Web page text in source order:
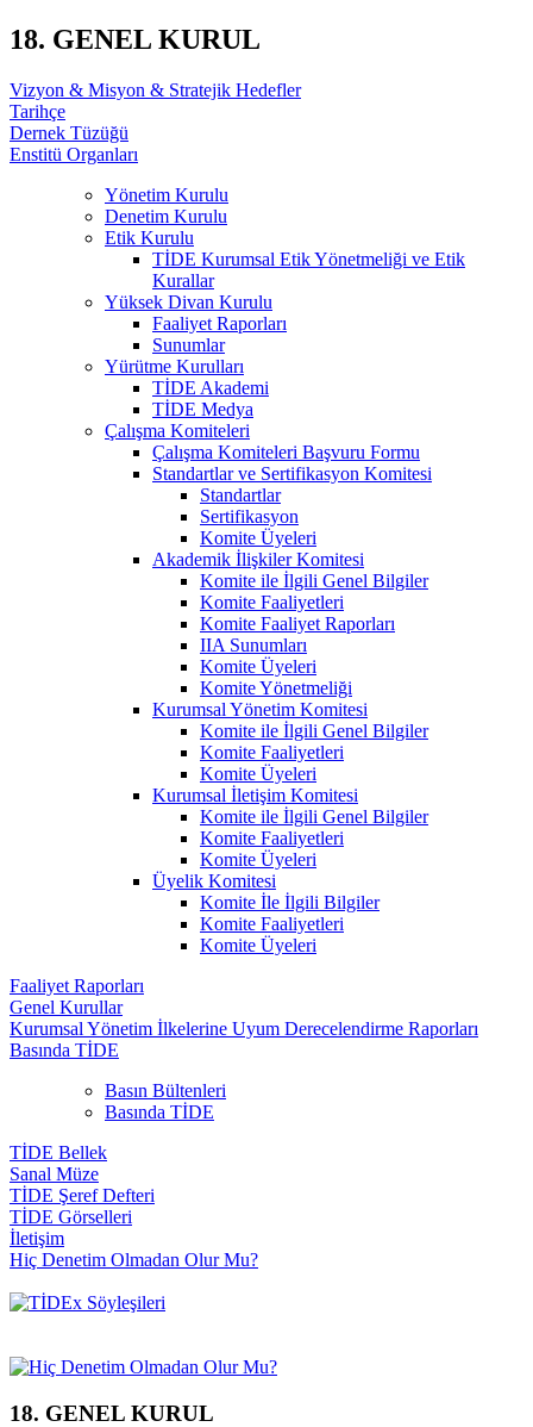
18. GENEL KURUL
Vizyon & Misyon & Stratejik Hedefler
Tarihçe
Dernek Tüzüğü
Enstitü Organları
Yönetim Kurulu
Denetim Kurulu
Etik Kurulu
TİDE Kurumsal Etik Yönetmeliği ve Etik
Kurallar
Yüksek Divan Kurulu
Faaliyet Raporları
Sunumlar
Yürütme Kurulları
TİDE Akademi
TİDE Medya
Çalışma Komiteleri
Çalışma Komiteleri Başvuru Formu
Standartlar ve Sertifikasyon Komitesi
Standartlar
Sertifikasyon
Komite Üyeleri
Akademik İlişkiler Komitesi
Komite ile İlgili Genel Bilgiler
Komite Faaliyetleri
Komite Faaliyet Raporları
IIA Sunumları
Komite Üyeleri
Komite Yönetmeliği
Kurumsal Yönetim Komitesi
Komite ile İlgili Genel Bilgiler
Komite Faaliyetleri
Komite Üyeleri
Kurumsal İletişim Komitesi
Komite ile İlgili Genel Bilgiler
Komite Faaliyetleri
Komite Üyeleri
Üyelik Komitesi
Komite İle İlgili Bilgiler
Komite Faaliyetleri
Komite Üyeleri
Faaliyet Raporları
Genel Kurullar
Kurumsal Yönetim İlkelerine Uyum Derecelendirme Raporları
Basında TİDE
Basın Bültenleri
Basında TİDE
TİDE Bellek
Sanal Müze
TİDE Şeref Defteri
TİDE Görselleri
İletişim
Hiç Denetim Olmadan Olur Mu?
18. GENEL KURUL